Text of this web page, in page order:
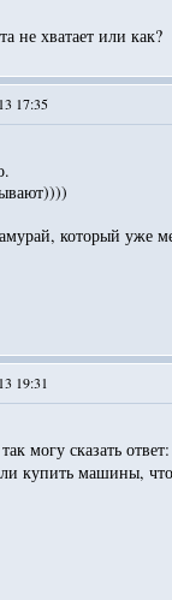
не хватает или как?
17:35
который уже
19:31
могу сказать
купить машины,